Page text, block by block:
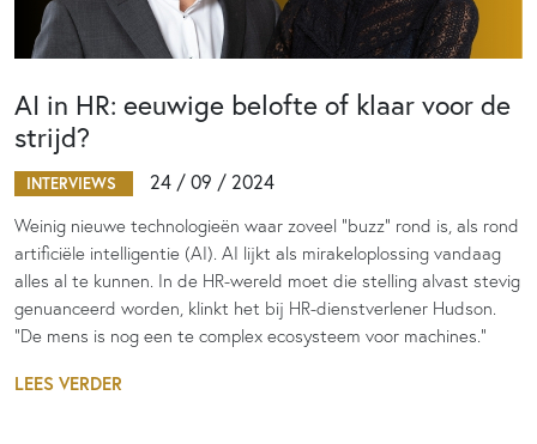
AI in HR: eeuwige belofte of klaar voor de
strijd?
INTERVIEWS 24 / 09 / 2024
Weinig nieuwe technologieën waar zoveel “buzz” rond is, als rond
artificiële intelligentie (AI). AI lijkt als mirakeloplossing vandaag
alles al te kunnen. In de HR-wereld moet die stelling alvast stevig
genuanceerd worden, klinkt het bij HR-dienstverlener Hudson.
“De mens is nog een te complex ecosysteem voor machines.”
LEES VERDER